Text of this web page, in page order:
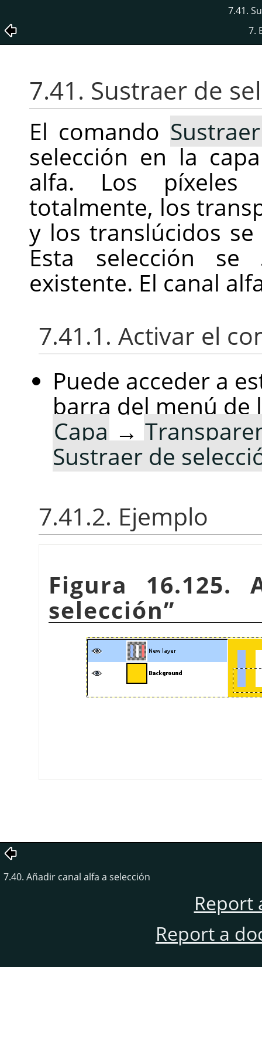
7.41.
7.
7.41. Sustraer de
El comando
selección en la
alfa. Los píxeles
totalmente, los
y los translúcidos
Esta selección se
existente. El canal
7.41.1. Activar el
Puede acceder a
barra del menú de
Capa →
Sustraer de
7.41.2. Ejemplo
Figura 16.125.
selección”
7.40. Añadir canal alfa a selección
Report
Report a